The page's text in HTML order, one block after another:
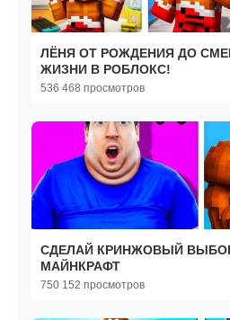
ЛЁНЯ ОТ РОЖДЕНИЯ ДО
ЖИЗНИ В РОБЛОКС!
536 468 просмотров
СДЕЛАЙ КРИНЖОВЫЙ
МАЙНКРАФТ
750 152 просмотров